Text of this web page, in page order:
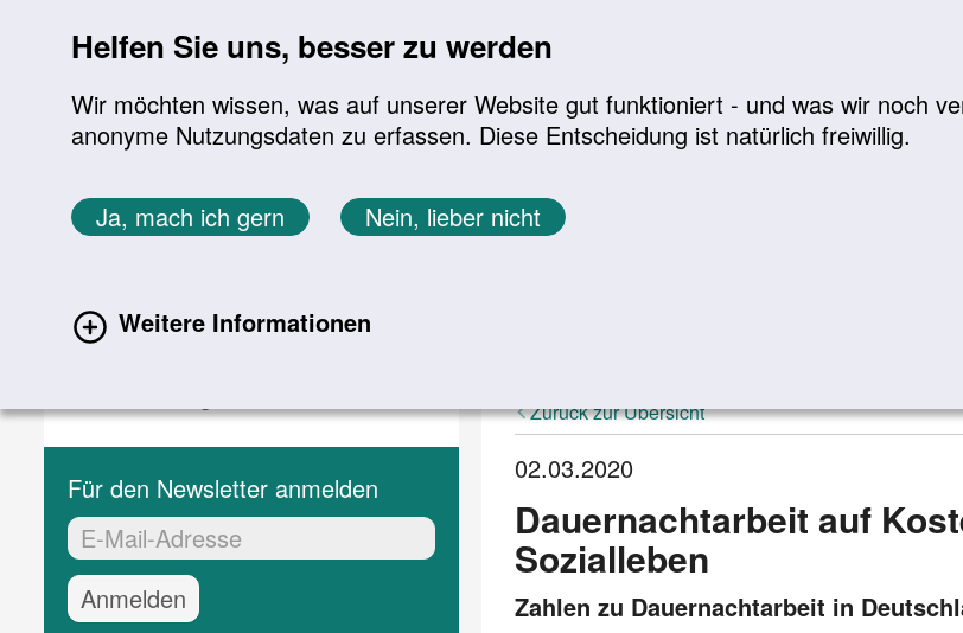
Helfen Sie uns, besser zu werden
Wir möchten wissen, was auf unserer Website gut funktioniert - und was wir noch
anonyme Nutzungsdaten zu erfassen. Diese Entscheidung ist natürlich freiwillig.
Ja, mach ich gern Nein, lieber nicht
Weitere Informationen
Sie befinden sich hier:
Startseite Aktuelles Aktuelle Meldungen
Aktuelle Meldungen
Für den Newsletter anmelden
EMail-Adresse:*
Zurück zur Übersicht
02.03.2020
Dauernachtarbeit auf
Sozialleben
Zahlen zu Dauernachtarbeit in